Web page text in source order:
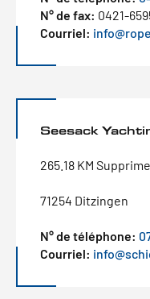
N° de fax: 0421-
Courriel:
Seesack
265.18 KM Supprime
71254 Ditzingen
N° de téléphone:
Courriel: